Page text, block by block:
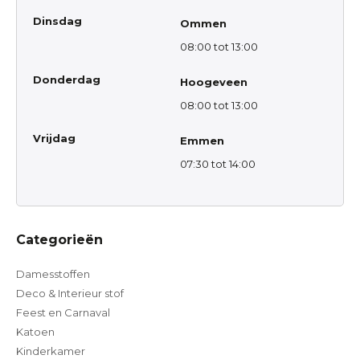
Dinsdag
Ommen
08:00 tot 13:00
Donderdag
Hoogeveen
08:00 tot 13:00
Vrijdag
Emmen
07:30 tot 14:00
Categorieën
Damesstoffen
Deco & Interieur stof
Feest en Carnaval
Katoen
Kinderkamer